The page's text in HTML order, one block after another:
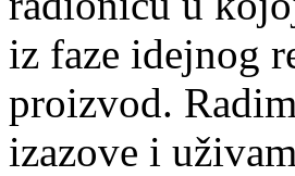
iz faze idejnog
proizvod.
izazove i